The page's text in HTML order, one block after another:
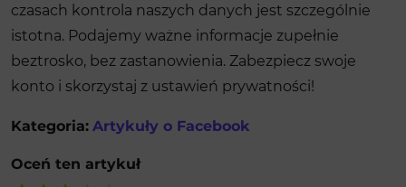
czasach kontrola naszych danych jest szczególnie
istotna. Podajemy ważne informacje zupełnie
beztrosko, bez zastanowienia. Zabezpiecz swoje
konto i skorzystaj z ustawień prywatności!
Kategoria: Artykuły o Facebook
Oceń ten artykuł